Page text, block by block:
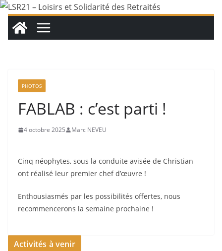
Passer
contenu
PHOTOS
FABLAB : c’est parti !
4 octobre 2025 Marc NEVEU
Cinq néophytes, sous la conduite avisée de Christian
ont réalisé leur premier chef d’œuvre !
Enthousiasmés par les possibilités offertes, nous
recommencerons la semaine prochaine !
Activités à venir